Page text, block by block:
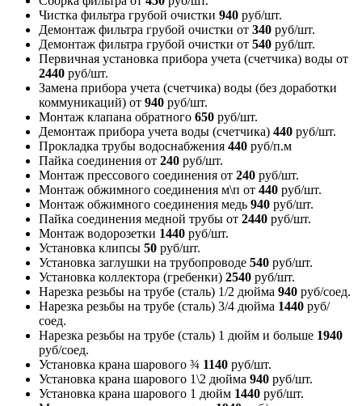
Чистка фильтра грубой очистки 940 руб/шт.
Демонтаж фильтра грубой очистки от 340 руб/шт.
Демонтаж фильтра грубой очистки от 540 руб/шт.
Первичная установка прибора учета (счетчика) воды от
2440 руб/шт.
Замена прибора учета (счетчика) воды (без доработки
коммуникаций) от 940 руб/шт.
Монтаж клапана обратного 650 руб/шт.
Демонтаж прибора учета воды (счетчика) 440 руб/шт.
Прокладка трубы водоснабжения 440 руб/п.м
Пайка соединения от 240 руб/шт.
Монтаж прессового соединения от 240 руб/шт.
Монтаж обжимного соединения м\п от 440 руб/шт.
Монтаж обжимного соединения медь 940 руб/шт.
Пайка соединения медной трубы от 2440 руб/шт.
Монтаж водорозетки 1440 руб/шт.
Установка клипсы 50 руб/шт.
Установка заглушки на трубопроводе 540 руб/шт.
Установка коллектора (гребенки) 2540 руб/шт.
Нарезка резьбы на трубе (сталь) 1/2 дюйма 940 руб/соед.
Нарезка резьбы на трубе (сталь) 3/4 дюйма 1440 руб/
соед.
Нарезка резьбы на трубе (сталь) 1 дюйм и больше 1940
руб/соед.
Установка крана шарового ¾ 1140 руб/шт.
Установка крана шарового 1\2 дюйма 940 руб/шт.
Установка крана шарового 1 дюйм 1440 руб/шт.